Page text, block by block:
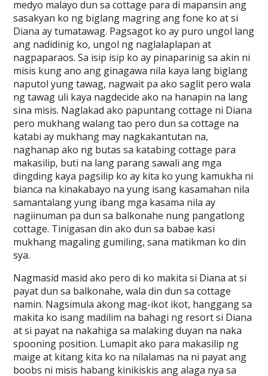
medyo malayo dun sa cottage para di mapansin ang
sasakyan ko ng biglang magring ang fone ko at si
Diana ay tumatawag. Pagsagot ko ay puro ungol lang
ang nadidinig ko, ungol ng naglalaplapan at
nagpaparaos. Sa isip isip ko ay pinaparinig sa akin ni
misis kung ano ang ginagawa nila kaya lang biglang
naputol yung tawag, nagwait pa ako saglit pero wala
ng tawag uli kaya nagdecide ako na hanapin na lang
sina misis. Naglakad ako papuntang cottage ni Diana
pero mukhang walang tao pero dun sa cottage na
katabi ay mukhang may nagkakantutan na,
naghanap ako ng butas sa katabing cottage para
makasilip, buti na lang parang sawali ang mga
dingding kaya pagsilip ko ay kita ko yung kamukha ni
bianca na kinakabayo na yung isang kasamahan nila
samantalang yung ibang mga kasama nila ay
nagiinuman pa dun sa balkonahe nung pangatlong
cottage. Tinigasan din ako dun sa babae kasi
mukhang magaling gumiling, sana matikman ko din
sya.
Nagmasid masid ako pero di ko makita si Diana at si
payat dun sa balkonahe, wala din dun sa cottage
namin. Nagsimula akong mag-ikot ikot, hanggang sa
makita ko isang madilim na bahagi ng resort si Diana
at si payat na nakahiga sa malaking duyan na naka
spooning position. Lumapit ako para makasilip ng
maige at kitang kita ko na nilalamas na ni payat ang
boobs ni misis habang kinikiskis ang alaga nya sa